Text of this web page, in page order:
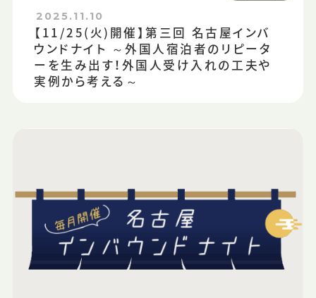
2025.11.10
【11/25(火)開催】第三回 名古屋インバ
ウンドナイト ～外国人宿泊者のリピータ
ーを生み出す！外国人受け入れの工夫や
実例から考える～